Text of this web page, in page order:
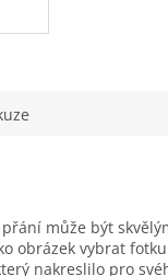
může být
obrázek vybrat
nakreslilo pro